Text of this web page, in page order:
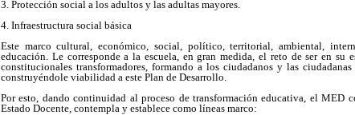
3. Protección social a los adultos y las adultas mayores.
4. Infraestructura social básica
Este marco cultural, económico, social, político, territorial, ambiental,
educación. Le corresponde a la escuela, en gran medida, el reto de ser en su
constitucionales transformadores, formando a los ciudadanos y las
construyéndole viabilidad a este Plan de Desarrollo.
Por esto, dando continuidad al proceso de transformación educativa, el MED
Estado Docente, contempla y establece como líneas marco: